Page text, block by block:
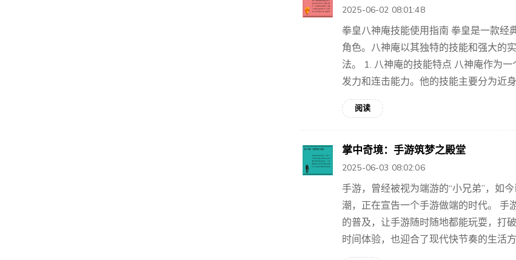
2025-06-02 08:01:48
拳皇八神庵技能使用指南 拳皇是一款经
角色。八神庵以其独特的技能和强大的
法。 1. 八神庵的技能特点 八神庵作为
发力和连击能力。他的技能主要分为近
阅读
掌中奇境：手游筑梦之殿堂
2025-06-03 08:02:06
手游，曾经被视为端游的“小兄弟”，如
潮，正在宣告一个手游做端的时代。 手
的普及，让手游随时随地都能玩耍，打
时间体验，也迎合了现代快节奏的生活